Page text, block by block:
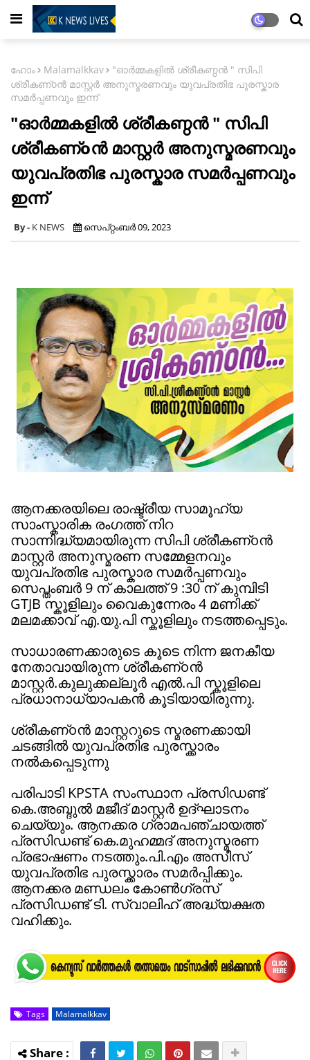
ഹോം Malamalkkav
"ഓർമ്മകളിൽ ശ്രീകണ്ഠൻ " സിപി
ശ്രീകണ്oൻ മാസ്റ്റർ അനുസ്മരണവും യുവപ്രതിഭ പുരസ്കാര
സമർപ്പണവും ഇന്ന്
"ഓർമ്മകളിൽ ശ്രീകണ്ഠൻ " സിപി
ശ്രീകണ്oൻ മാസ്റ്റർ അനുസ്മരണവും
യുവപ്രതിഭ പുരസ്കാര സമർപ്പണവും
ഇന്ന്
K NEWS സെപ്റ്റംബർ 09, 2023
ആനക്കരയിലെ രാഷ്ട്രീയ സാമൂഹ്യ
സാംസ്കാരിക രംഗത്ത് നിറ
സാന്നിദ്ധ്യമായിരുന്ന സിപി ശ്രീകണ്oൻ
മാസ്റ്റർ അനുസ്മരണ സമ്മേളനവും
യുവപ്രതിഭ പുരസ്കാര സമർപ്പണവും
സെപ്തംബർ 9 ന്കാലത്ത് 9 :30 ന് കുമ്പിടി
GTJB സ്കൂളിലും വൈകുന്നേരം 4 മണിക്ക്
മലമക്കാവ് എ.യു.പി സ്കൂളിലും നടത്തപ്പെടും.
സാധാരണക്കാരുടെ കൂടെ നിന്ന ജനകീയ
നേതാവായിരുന്ന ശ്രീകണ്oൻ
മാസ്റ്റർ.കുലുക്കല്ലൂർ എൽ.പി സ്കൂളിലെ
പ്രധാനാധ്യാപകൻ കൂടിയായിരുന്നു.
ശ്രീകണ്oൻ മാസ്റ്ററുടെ സ്മരണക്കായി
ചടങ്ങിൽ യുവപ്രതിഭ പുരസ്ക്കാരം
നൽകപ്പെടുന്നു
പരിപാടി KPSTA സംസ്ഥാന പ്രസിഡണ്ട്
കെ.അബ്ദുൽ മജീദ് മാസ്റ്റർ ഉദ്ഘാടനം
ചെയ്യും. ആനക്കര ഗ്രാമപഞ്ചായത്ത്
പ്രസിഡണ്ട് കെ.മുഹമ്മദ് അനുസ്മരണ
പ്രഭാഷണം നടത്തും.പി.എം അസീസ്
യുവപ്രതിഭ പുരസ്ക്കാരം സമർപ്പിക്കും.
ആനക്കര മണ്ഡലം കോൺഗ്രസ്‌
പ്രസിഡണ്ട് ടി. സ്വാലിഹ് അദ്ധ്യക്ഷത
വഹിക്കും.
Tags Malamalkkav